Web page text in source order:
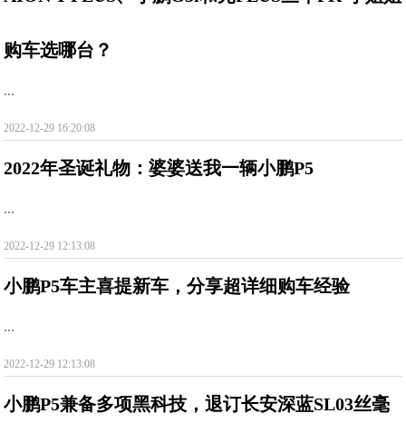
购车选哪台？
...
2022-12-29 16:20:08
2022年圣诞礼物：婆婆送我一辆小鹏P5
...
2022-12-29 12:13:08
小鹏P5车主喜提新车，分享超详细购车经验
...
2022-12-29 12:13:08
小鹏P5兼备多项黑科技，退订长安深蓝SL03丝毫